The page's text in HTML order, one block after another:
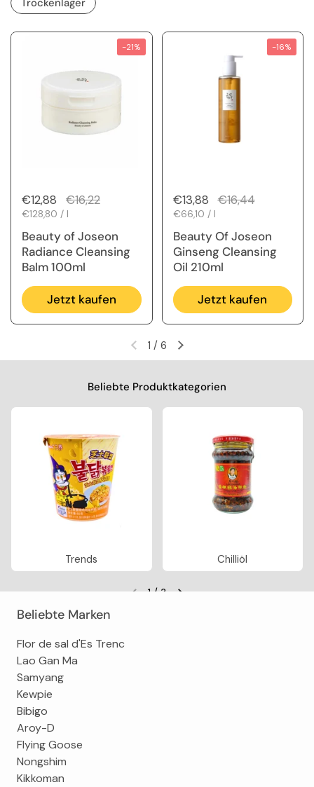
Regulärer Preis
€12,88 Sale-Preis
€16,22
Stückpreis
€128,80 / l
Beauty of Joseon
Radiance Cleansing
Balm 100ml
Jetzt kaufen
-21%
Regulärer Preis
€13,88 Sale-Preis
€16,44
Stückpreis
€66,10 / l
Beauty Of Joseon
Ginseng Cleansing
Oil 210ml
Jetzt kaufen
-16%
Vorherige FolieNächste Folie
1 / 6
Beliebte Produktkategorien
Trends Chilliöl
1/3
Beliebte Marken
Flor de sal d'Es Trenc
Lao Gan Ma
Samyang
Kewpie
Bibigo
Aroy-D
Flying Goose
Nongshim
Kikkoman